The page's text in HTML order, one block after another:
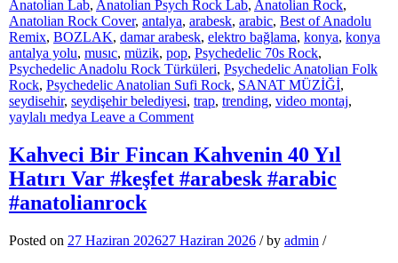
Anatolian Lab, Anatolian Psych Rock Lab, Anatolian Rock,
Anatolian Rock Cover, antalya, arabesk, arabic, Best of Anadolu
Remix, BOZLAK, damar arabesk, elektro bağlama, konya, konya
antalya yolu, musıc, müzik, pop, Psychedelic 70s Rock,
Psychedelic Anadolu Rock Türküleri, Psychedelic Anatolian Folk
Rock, Psychedelic Anatolian Sufi Rock, SANAT MÜZİĞİ,
seydisehir, seydişehir belediyesi, trap, trending, video montaj,
yaylalı medya Leave a Commenton
ŞARKISI
(HER
ZAMAN
#arabeskrap
Kahveci Bir Fincan Kahvenin 40 Yıl
Hatırı Var #keşfet #arabesk #arabic
#anatolianrock
Posted on 27 Haziran 202627 Haziran 2026 /by admin /